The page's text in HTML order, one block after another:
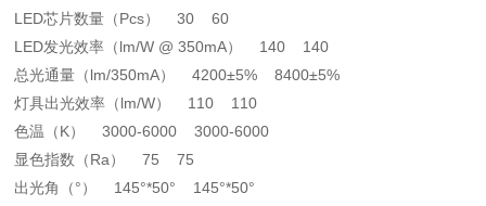
LED芯片数量（Pcs） 30 60
LED发光效率（lm/W @ 350mA） 140 140
总光通量（lm/350mA） 4200±5% 8400±5%
灯具出光效率（lm/W） 110 110
色温（K） 3000-6000 3000-6000
显色指数（Ra） 75 75
出光角（°） 145°*50° 145°*50°